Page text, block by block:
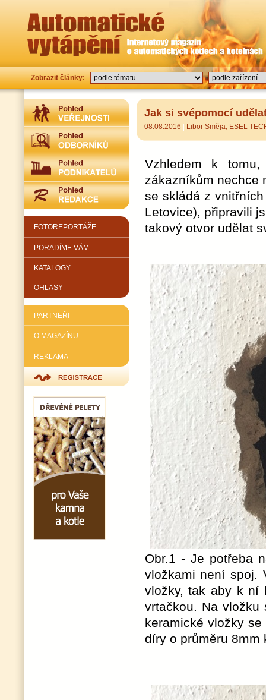
Zobrazit články:
FOTOREPORTÁŽE
PORADÍME VÁM
KATALOGY
OHLASY
PARTNEŘI
O MAGAZÍNU
REKLAMA
Jak si svépomocí
08.08.2016 | Libor Směja, ESEL
Vzhledem k
zákazníkům nechce
se skládá z
Letovice), připravili
takový otvor udělat
Obr.1 - Je potřeba
vložkami není spoj.
vložky, tak aby k ní
vrtačkou. Na
keramické vložky
díry o průměru 8mm